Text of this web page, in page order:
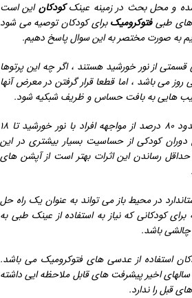
شده و محل بحث در زمینه عینککودکاناین است
های طبیفتوکرومیکبرای کودکان توصیه می شود
به صورت مختصر به این سوال پاسخ دهیم.
قسمتی از نور خورشید هستند ، اگر چه این پرتوها
روز می باشد ، اما قطعا قرار گرفتن در معرض آنها
هایی به بافت حساس و ظریف شبکیه شود.
طبق تحقیقات انجام شده ، حدود ۸۰ درصد از مواجهه افراد با نور خورشید تا ۱۸
دوران کودکی از حساسیت بسیار بیشتری در این
حداقل رساندن این اثرات بهتر است از آپشن های
در محیط باز می تواند به عنوان یک راه حل
کودکانی که نیاز به استفاده از عینک طبی به
باشد.
استفاده از عدسی های فتوکرومیک می باشد.
اخیر پیشرفت های قابل ملاحظه ایی داشته
قبل را ندارد.